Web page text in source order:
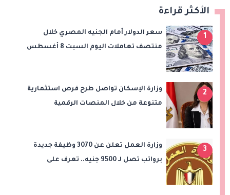
الأكثر قراءة
1
سعر الدولار أمام الجنيه المصري خلال
منتصف تعاملات اليوم السبت 8 أغسطس
2
وزارة الإسكان تواصل طرح فرص استثمارية
متنوعة من خلال المنصات الرقمية
3
وزارة العمل تعلن عن 3070 وظيفة جديدة
برواتب تصل لـ 9500 جنيه.. تعرف على